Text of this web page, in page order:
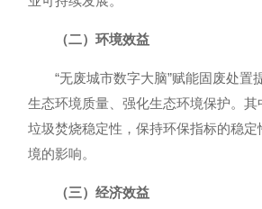
（二）环境效益
“无废城市数字大脑”赋能固废处置
生态环境质量、强化生态环境保护。其
垃圾焚烧稳定性，保持环保指标的稳
境的影响。
（三）经济效益